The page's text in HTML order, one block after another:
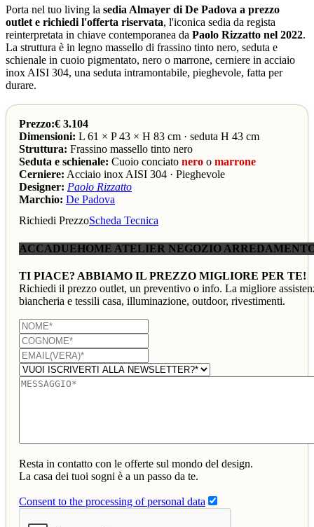
Porta nel tuo living la sedia Almayer di De Padova a prezzo
outlet e richiedi l'offerta riservata, l'iconica sedia da regista
reinterpretata in chiave contemporanea da Paolo Rizzatto nel 2022.
La struttura è in legno massello di frassino tinto nero, seduta e
schienale in cuoio pigmentato, nero o marrone, cerniere in acciaio
inox AISI 304, una seduta intramontabile, pieghevole, fatta per
durare.
Prezzo:€ 3.104
Dimensioni: L 61 × P 43 × H 83 cm · seduta H 43 cm
Struttura: Frassino massello tinto nero
Seduta e schienale: Cuoio conciato nero o marrone
Cerniere: Acciaio inox AISI 304 · Pieghevole
Designer: Paolo Rizzatto
Marchio: De Padova
Richiedi PrezzoScheda Tecnica
ACCADUEHOME ATELIER NEGOZIO
TI PIACE? ABBIAMO IL PREZZO MIGLIORE PER TE!
Richiedi il prezzo outlet, un preventivo o info. La migliore
biancheria e tessili casa, illuminazione, outdoor, rivestimenti.
Resta in contatto con le offerte sul mondo del design.
La casa dei tuoi sogni è a un passo da te.
Consent to the processing of personal data